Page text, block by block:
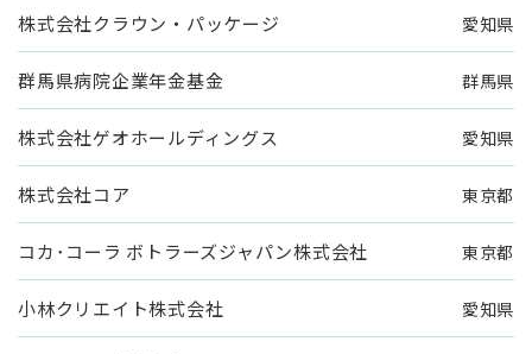
株式会社クラウン・パッケージ 愛知県
群馬県病院企業年金基金 群馬県
株式会社ゲオホールディングス 愛知県
株式会社コア 東京都
コカ･コーラ ボトラーズジャパン株式会社 東京都
小林クリエイト株式会社 愛知県